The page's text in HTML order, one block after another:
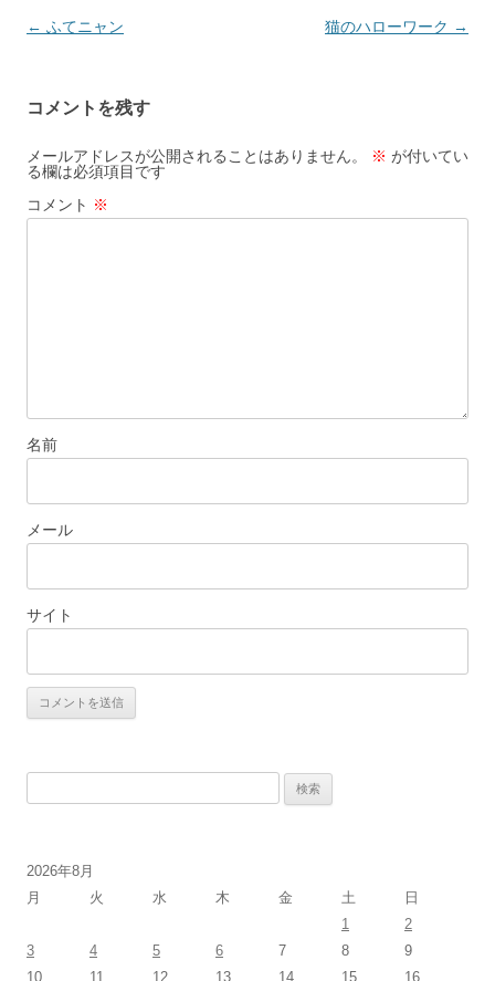
投
ビ
ゲ
ー
シ
← ふてニャン 猫のハローワーク →
コメントを残す
メールアドレスが公開されることはありません。 ※ が付いてい
る欄は必須項目です
コメント ※
名前
メール
サイト
2026年8月
月
火 水 木 金 土
日
1
2
3
4 5 6 7 8
9
10
11 12 13 14 15 16